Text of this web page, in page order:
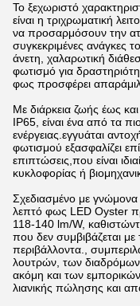
Το ξεχωριστό
είναι η τριχρωματική
να προσαρμόσουν την
συγκεκριμένες ανάγκες
άνετη, χαλαρωτική
φωτισμό για
φως προσφέρει
Με διάρκεια ζωής έως
IP65, είναι ένα από τα
ενέργειας.εγγυάται
φωτισμού εξασφαλίζει
επιπτώσεις,που είναι
κυκλοφορίας ή
Σχεδιασμένο με γνώμονα
λεπτό φως LED Oyster
118-140 lm/W,
που δεν συμβιβάζεται με
περιβάλλοντα.,
λουτρών, των
ακόμη και των
λιανικής πώλησης και